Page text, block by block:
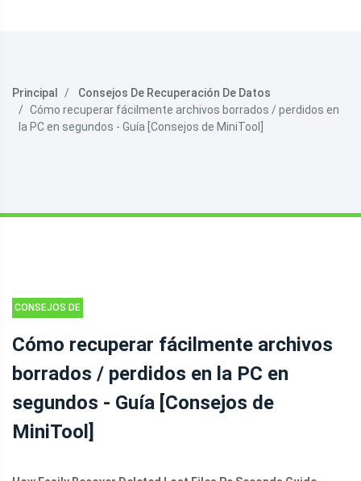
Principal
Consejos De Recuperación De Datos
Cómo recuperar fácilmente archivos borrados / perdidos en
la PC en segundos - Guía [Consejos de MiniTool]
CONSEJOS DE
DE DATOS
Cómo recuperar fácilmente archivos
borrados / perdidos en la PC en
segundos - Guía [Consejos de
MiniTool]